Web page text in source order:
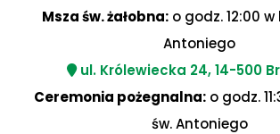
Msza św. żałobna: o godz. 12:00 w
Antoniego
ul. Królewiecka 24, 14-500
Ceremonia pożegnalna:o godz.
św. Antoniego